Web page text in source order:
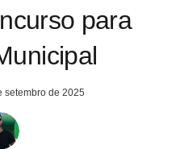
para
setembro de 2025